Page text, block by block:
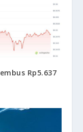
Rp5.637